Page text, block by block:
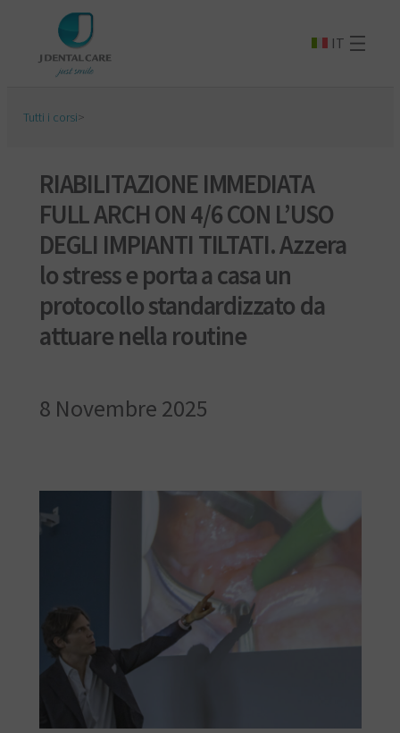
IT
Tutti i corsi>
RIABILITAZIONE IMMEDIATA
FULL ARCH ON 4/6 CON L’USO
DEGLI IMPIANTI TILTATI. Azzera
lo stress e porta a casa un
protocollo standardizzato da
attuare nella routine
8 Novembre 2025